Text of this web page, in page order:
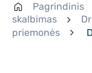
Pagrindinis
skalbimas
priemonės